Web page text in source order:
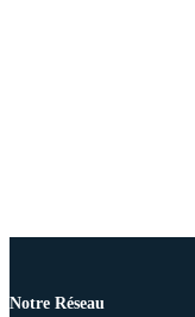
Notre Réseau